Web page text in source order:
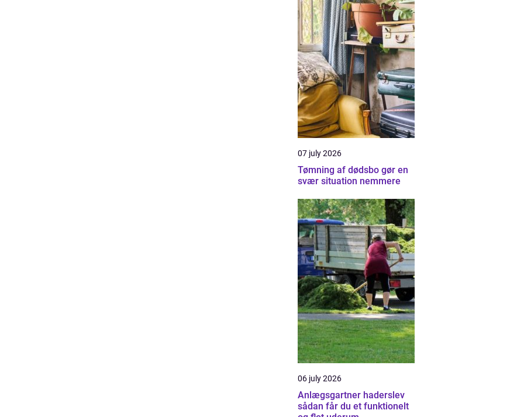
07 july 2026
Tømning af dødsbo gør en
svær situation nemmere
06 july 2026
Anlægsgartner haderslev
sådan får du et funktionelt